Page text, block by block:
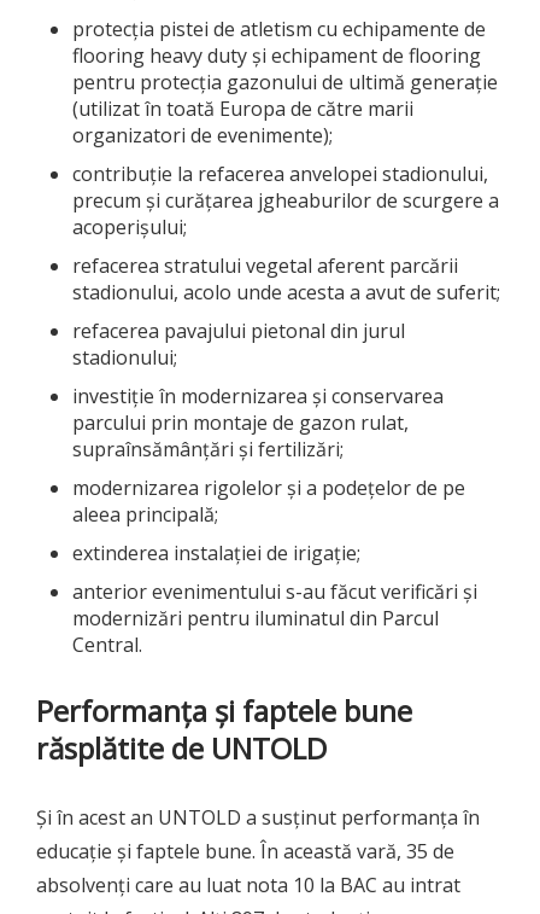
protecția pistei de atletism cu echipamente de
flooring heavy duty și echipament de flooring
pentru protecția gazonului de ultimă generație
(utilizat în toată Europa de către marii
organizatori de evenimente);
contribuție la refacerea anvelopei stadionului,
precum și curățarea jgheaburilor de scurgere a
acoperișului;
refacerea stratului vegetal aferent parcării
stadionului, acolo unde acesta a avut de suferit;
refacerea pavajului pietonal din jurul
stadionului;
investiție în modernizarea și conservarea
parcului prin montaje de gazon rulat,
supraînsămânțări și fertilizări;
modernizarea rigolelor și a podețelor de pe
aleea principală;
extinderea instalației de irigație;
anterior evenimentului s-au făcut verificări și
modernizări pentru iluminatul din Parcul
Central.
Performanța și faptele bune
răsplătite de UNTOLD
Și în acest an UNTOLD a susținut performanța în
educație și faptele bune. În această vară, 35 de
absolvenți care au luat nota 10 la BAC au intrat